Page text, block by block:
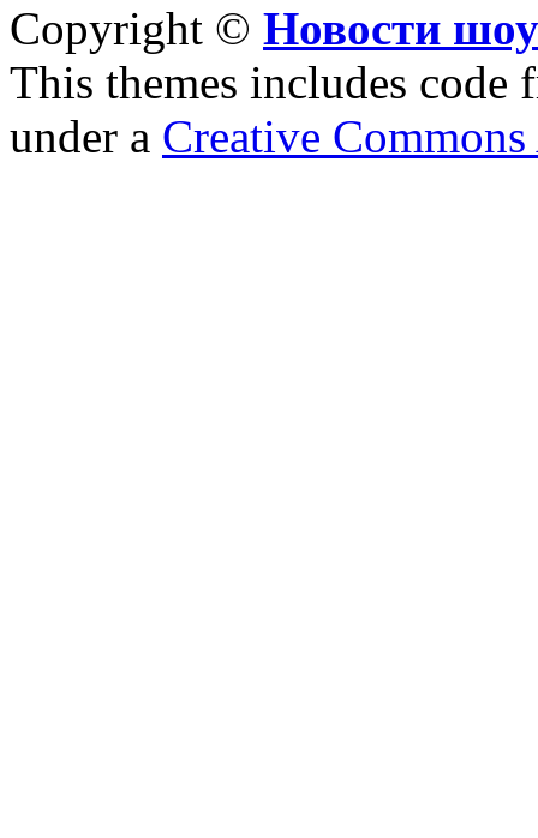
Copyright © Новости
This themes includes code
under a Creative